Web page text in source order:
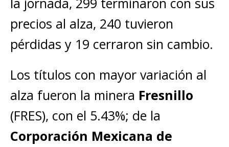
precios al alza, 240 tuvieron
pérdidas y 19 cerraron sin cambio.
Los títulos con mayor variación al
alza fueron la minera Fresnillo
(FRES), con el 5.43%; de la
Corporación Mexicana de